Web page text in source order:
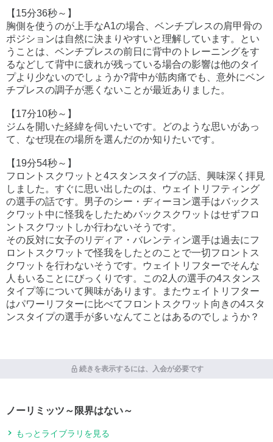
【15分36秒～】
胸側を使うのが上手なA1の場合、ベンチプレスの肩甲骨の
ポジションは自然に決まりやすいと理解しています。とい
うことは、ベンチプレスの前日に背中のトレーニングをす
るなどして背中に疲れが残っている場合の影響は他のタイ
プより少ないのでしょうか?背中が筋肉痛でも、意外にベン
チプレスの調子が悪くないことが最近ありました。
【17分10秒～】
ジムを開いた経緯を伺いたいです。どのような思いがあっ
て、なぜ現在の場所を選んだのか知りたいです。
【19分54秒～】
フロントスクワットと4スタンスタイプの話、興味深く拝見
しました。すぐに思い出したのは、ウェイトリフティング
の選手の話です。男子のシー・ヂィーヨン選手はバックス
クワット中に怪我をしたためバックスクワットはせずフロ
ントスクワットしか行わないそうです。
その反対に女子のリディア・バレンティン選手は過去にフ
ロントスクワットで怪我をしたとのことで一切フロントス
クワットを行わないそうです。ウェイトリフターでそんな
人もいることにびっくりです。この2人の選手の4スタンス
タイプ等について興味があります。またウェイトリフター
はパワーリフターに比べてフロントスクワット向きの4スタ
ンスタイプの選手が多いなんてことはあるのでしょうか？
続きを表示するには、入会が必要です
ノーリミッツ～限界はない～
もっとライブラリを見る